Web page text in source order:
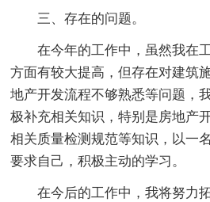
三、存在的问题。
在今年的工作中，虽然我在
方面有较大提高，但存在对建筑
地产开发流程不够熟悉等问题，
极补充相关知识，特别是房地产
相关质量检测规范等知识，以一
要求自己，积极主动的学习。
在今后的工作中，我将努力